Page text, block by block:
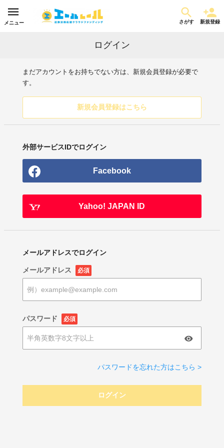
メニュー さがす 新規登録
ログイン
まだアカウントをお持ちでない方は、新規会員登録が必要で
す。
新規会員登録はこちら
外部サービスIDでログイン
Facebook
Yahoo! JAPAN ID
メールアドレスでログイン
メールアドレス 必須
パスワード 必須
パスワードを忘れた方はこちら >
ログイン